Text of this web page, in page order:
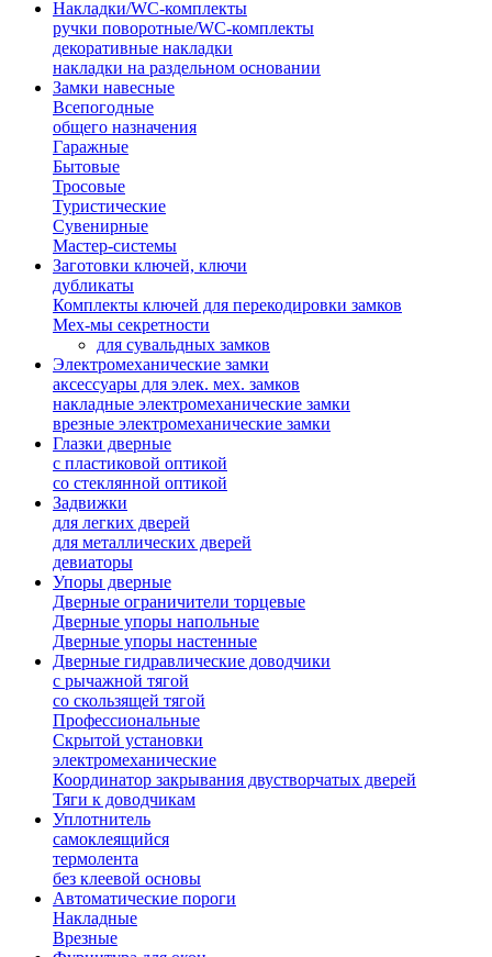
Накладки/WC-комплекты
ручки поворотные/WC-комплекты
декоративные накладки
накладки на раздельном основании
Замки навесные
Всепогодные
общего назначения
Гаражные
Бытовые
Тросовые
Туристические
Сувенирные
Мастер-системы
Заготовки ключей, ключи
дубликаты
Комплекты ключей для перекодировки замков
Мех-мы секретности
для сувальдных замков
Электромеханические замки
аксессуары для элек. мех. замков
накладные электромеханические замки
врезные электромеханические замки
Глазки дверные
с пластиковой оптикой
со стеклянной оптикой
Задвижки
для легких дверей
для металлических дверей
девиаторы
Упоры дверные
Дверные ограничители торцевые
Дверные упоры напольные
Дверные упоры настенные
Дверные гидравлические доводчики
с рычажной тягой
со скользящей тягой
Профессиональные
Скрытой установки
электромеханические
Координатор закрывания двустворчатых дверей
Тяги к доводчикам
Уплотнитель
самоклеящийся
термолента
без клеевой основы
Автоматические пороги
Накладные
Врезные